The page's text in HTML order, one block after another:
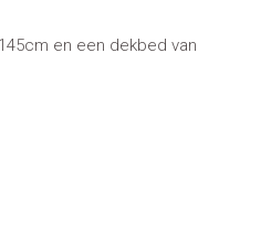
en een dekbed van